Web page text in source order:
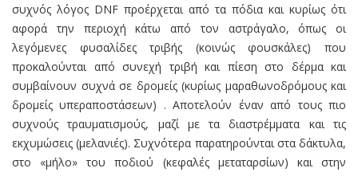
συχνός λόγος DNF προέρχεται από τα πόδια και κυρίως ότι
αφορά την περιοχή κάτω από τον αστράγαλο, όπως οι
λεγόμενες φυσαλίδες τριβής (κοινώς φουσκάλες) που
προκαλούνται από συνεχή τριβή και πίεση στο δέρμα και
συμβαίνουν συχνά σε δρομείς (κυρίως μαραθωνοδρόμους και
δρομείς υπεραποστάσεων) . Αποτελούν έναν από τους πιο
συχνούς τραυματισμούς, μαζί µε τα διαστρέμματα και τις
εκχυμώσεις (μελανιές). Συχνότερα παρατηρούνται στα δάκτυλα,
στο «µήλο» του ποδιού (κεφαλές μεταταρσίων) και στην